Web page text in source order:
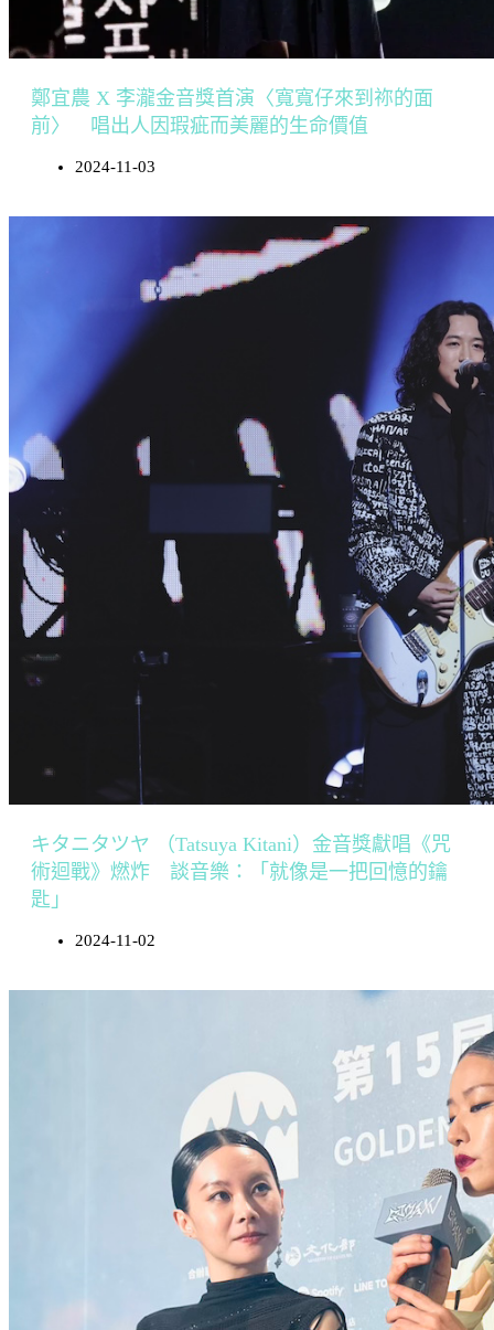
鄭宜農 X 李瀧金音獎首演〈寬寬仔來到祢的面
前〉 唱出人因瑕疵而美麗的生命價值
2024-11-03
キタニタツヤ （Tatsuya Kitani）金音獎獻唱《咒
術迴戰》燃炸 談音樂：「就像是一把回憶的鑰
匙」
2024-11-02